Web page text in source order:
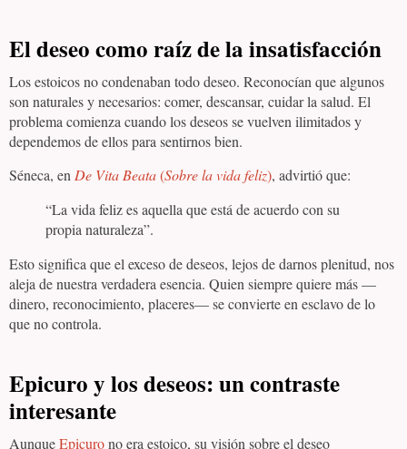
El deseo como raíz de la insatisfacción
Los estoicos no condenaban todo deseo. Reconocían que algunos
son naturales y necesarios: comer, descansar, cuidar la salud. El
problema comienza cuando los deseos se vuelven ilimitados y
dependemos de ellos para sentirnos bien.
Séneca, en De Vita Beata(Sobre la vida feliz), advirtió que:
“La vida feliz es aquella que está de acuerdo con su
propia naturaleza”.
Esto significa que el exceso de deseos, lejos de darnos plenitud, nos
aleja de nuestra verdadera esencia. Quien siempre quiere más —
dinero, reconocimiento, placeres— se convierte en esclavo de lo
que no controla.
Epicuro y los deseos: un contraste
interesante
AunqueEpicurono era estoico, su visión sobre el deseo